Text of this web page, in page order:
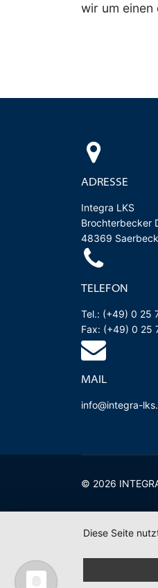
wir um
ADRESSE
Integra LKS
Brochterbecker
48369 Saerbeck
TELEFON
Tel.: (+49) 0 25
Fax: (+49) 0 25
MAIL
info@integra-
© 2026
Diese Seite